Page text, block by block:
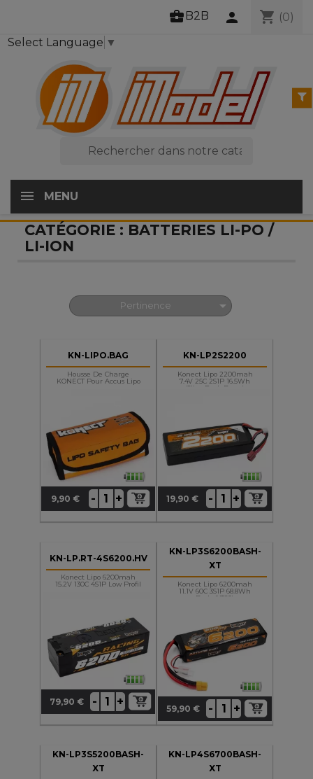
business_center B2B shopping_cart (0)
person

MENU
Select Language ▼
CATÉGORIE : BATTERIES LI-PO /
LI-ION
Pertinence 
KN-LIPO.BAG
Housse De Charge
KONECT Pour Accus Lipo
Prix
9,90 € - +
KN-LP2S2200
Konect Lipo 2200mah
7.4V 25C 2S1P 16.5Wh
(Slim Pack Dean)
Prix
19,90 € - +
KN-LP.RT-4S6200.HV
Konect Lipo 6200mah
15.2V 130C 4S1P Low Profil
Prix
79,90 € - +
KN-LP3S6200BASH-
XT
Konect Lipo 6200mah
11.1V 60C 3S1P 68.8Wh
Bash (XT60)
Prix
59,90 € - +
KN-LP3S5200BASH-
XT
KN-LP4S6700BASH-
XT